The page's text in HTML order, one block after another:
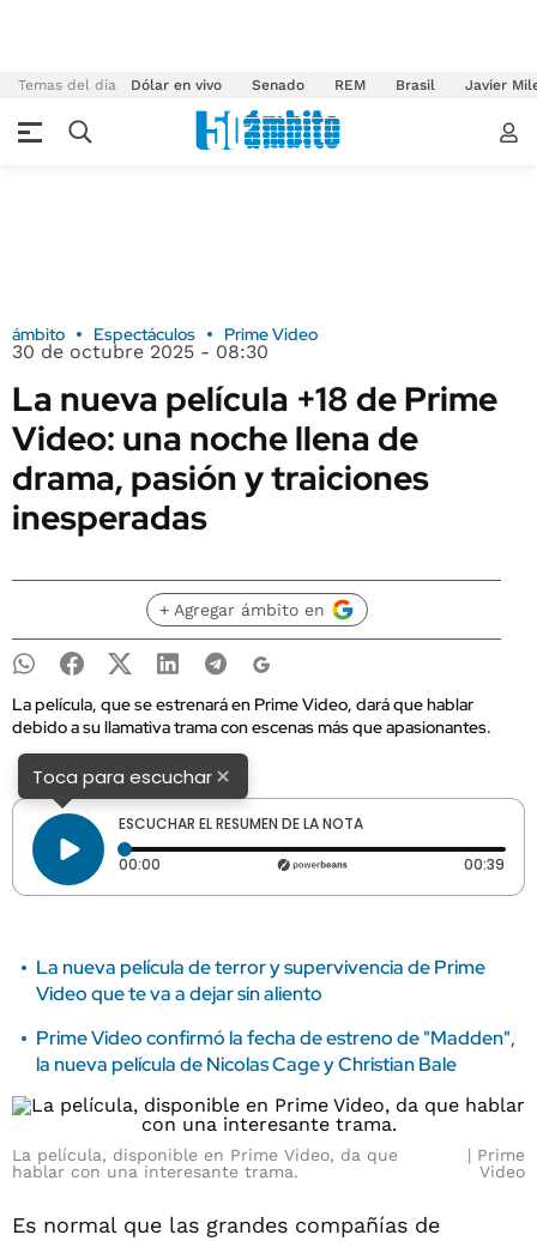
Temas del día Dólar en vivo Senado REM Brasil Javier
ámbito Espectáculos Prime Video
30 de octubre 2025 - 08:30
La nueva película +18 de Prime
Video: una noche llena de
drama, pasión y traiciones
inesperadas
+ Agregar ámbito en
La película, que se estrenará en Prime Video, dará que hablar
debido a su llamativa trama con escenas más que apasionantes.
Toca para escuchar×
ESCUCHAR EL RESUMEN DE LA NOTA
00:00 Tiempo transcurrido: 0 segundos 00:39
La nueva película de terror y supervivencia de Prime
Video que te va a dejar sin aliento
Prime Video confirmó la fecha de estreno de "Madden",
la nueva película de Nicolas Cage y Christian Bale
La película, disponible en Prime Video, da que
hablar con una interesante trama.
Prime
Video
Es normal que las grandes compañías de